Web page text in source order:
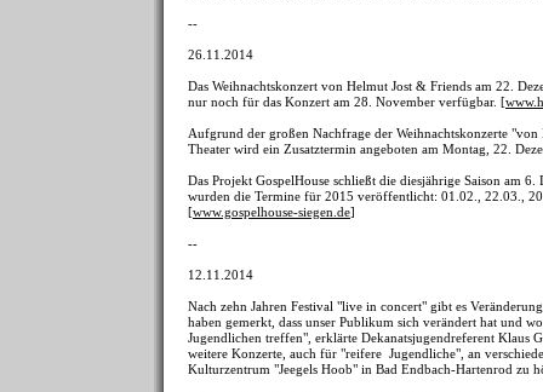
--
26.11.2014
Das Weihnachtskonzert von Helmut Jost & Friends am 22.
nur noch für das Konzert am 28. November verfügbar. [
Aufgrund der großen Nachfrage der Weihnachtskonzerte
Theater wird ein Zusatztermin angeboten am Montag, 22.
Das Projekt GospelHouse schließt die diesjährige Saison am
wurden die Termine für 2015 veröffentlicht: 01.02., 22.03.,
[www.gospelhouse-siegen.de]
--
12.11.2014
Nach zehn Jahren Festival "live in concert" gibt es
haben gemerkt, dass unser Publikum sich verändert hat und
Jugendlichen treffen", erklärte Dekanatsjugendreferent Klaus
weitere Konzerte, auch für "reifere Jugendliche", an
Kulturzentrum "Jeegels Hoob" in Bad Endbach-Hartenrod zu